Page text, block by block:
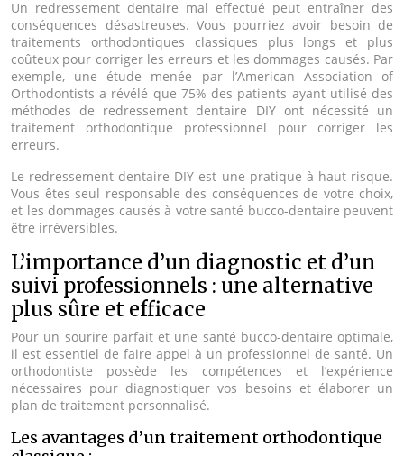
Un redressement dentaire mal effectué peut entraîner des
conséquences désastreuses. Vous pourriez avoir besoin de
traitements orthodontiques classiques plus longs et plus
coûteux pour corriger les erreurs et les dommages causés. Par
exemple, une étude menée par l’American Association of
Orthodontists a révélé que 75% des patients ayant utilisé des
méthodes de redressement dentaire DIY ont nécessité un
traitement orthodontique professionnel pour corriger les
erreurs.
Le redressement dentaire DIY est une pratique à haut risque.
Vous êtes seul responsable des conséquences de votre choix,
et les dommages causés à votre santé bucco-dentaire peuvent
être irréversibles.
L’importance d’un diagnostic et d’un
suivi professionnels : une alternative
plus sûre et efficace
Pour un sourire parfait et une santé bucco-dentaire optimale,
il est essentiel de faire appel à un professionnel de santé. Un
orthodontiste possède les compétences et l’expérience
nécessaires pour diagnostiquer vos besoins et élaborer un
plan de traitement personnalisé.
Les avantages d’un traitement orthodontique